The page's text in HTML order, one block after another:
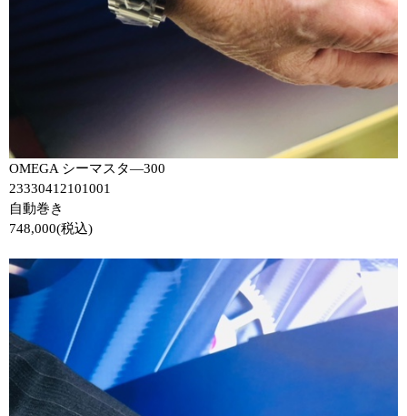
OMEGA シーマスタ―300
23330412101001
自動巻き
748,000(税込)